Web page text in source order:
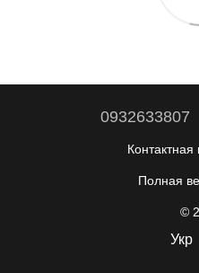
0932633807
Полная
©
Укр